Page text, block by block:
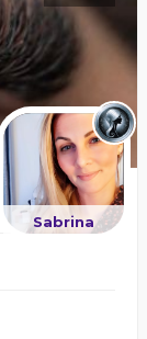
Sabrina